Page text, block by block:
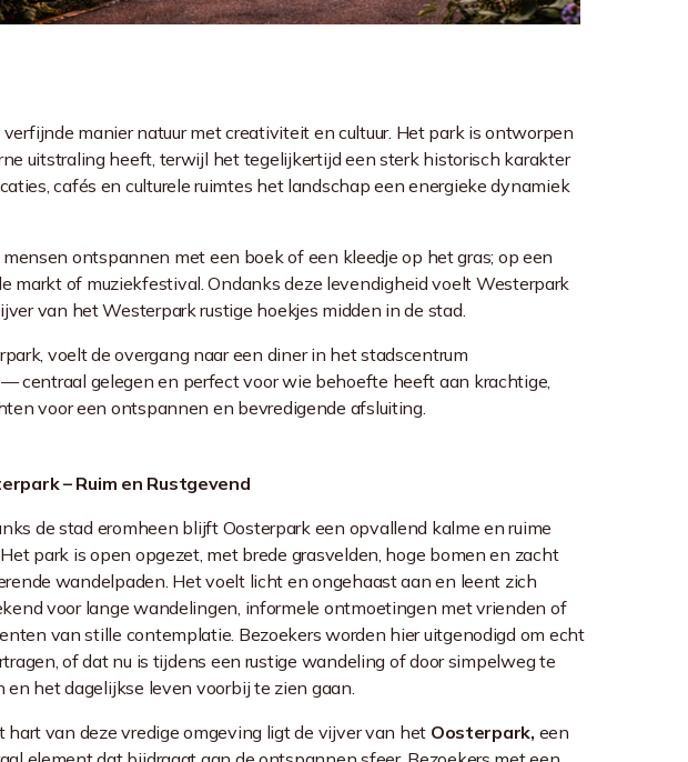
manier natuur met creativiteit en cultuur. Het park is ontworpen
uitstraling heeft, terwijl het tegelijkertijd een sterk historisch karakter
cafés en culturele ruimtes het landschap een energieke dynamiek
ontspannen met een boek of een kleedje op het gras; op een
of muziekfestival. Ondanks deze levendigheid voelt Westerpark
van het Westerpark rustige hoekjes midden in de stad.
voelt de overgang naar een diner in het stadscentrum
centraal gelegen en perfect voor wie behoefte heeft aan krachtige,
voor een ontspannen en bevredigende afsluiting.
– Ruim en Rustgevend
de stad eromheen blijft Oosterparkeen opvallend kalme en ruime
park is open opgezet, met brede grasvelden, hoge bomen en zacht
wandelpaden. Het voelt licht en ongehaast aan en leent zich
voor lange wandelingen, informele ontmoetingen met vrienden of
van stille contemplatie. Bezoekers worden hier uitgenodigd om echt
of dat nu is tijdens een rustige wandeling of door simpelweg te
en het dagelijkse leven voorbij te zien gaan.
hart van deze vredige omgeving ligt de vijver van het Oosterpark, een